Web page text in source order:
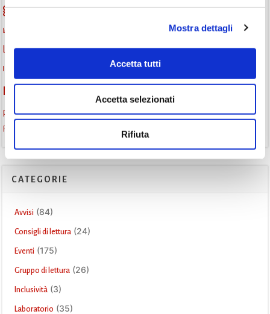
Mostra dettagli
Accetta tutti
Accetta selezionati
Rifiuta
gruppo di lettura Informazioni
laboratori creativi la strada di mattoni gialli
Lettori itineranti lettura lettura ad alta voce lettura condivisa
letture ad alta voce libri libri come semi
monselice
podcast letterario podcast libri promozione della lettura
Recensione Storia
CATEGORIE
Avvisi (84)
Consigli di lettura (24)
Eventi (175)
Gruppo di lettura (26)
Inclusività (3)
Laboratorio (35)